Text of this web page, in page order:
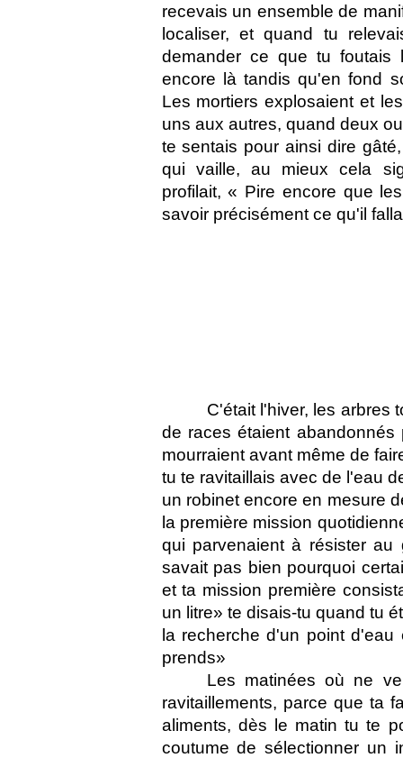
recevais un ensemble de
localiser, et quand tu
demander ce que tu
encore là tandis qu'en fond
Les mortiers explosaient et
uns aux autres, quand deux
te sentais pour ainsi dire
qui vaille, au mieux cela
profilait, « Pire encore que
savoir précisément ce qu'il
C'était l'hiver, les arbres
de races étaient
mourraient avant même de
tu te ravitaillais avec de l'eau
un robinet encore en mesure
la première mission
qui parvenaient à résister
savait pas bien pourquoi
et ta mission première
un litre» te disais-tu quand tu
la recherche d'un point
prends» 
Les matinées où ne
ravitaillements, parce que ta
aliments, dès le matin tu te
coutume de sélectionner un